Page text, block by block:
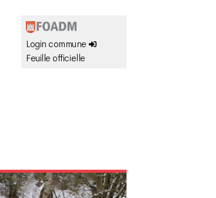
Login commune
Feuille officielle